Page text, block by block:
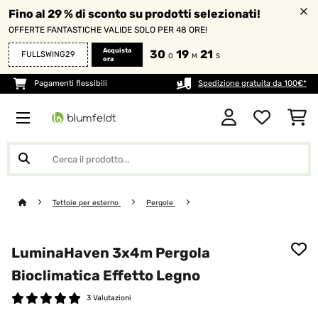
Fino al 29 % di sconto su prodotti selezionati!
OFFERTE FANTASTICHE VALIDE SOLO PER 48 ORE!
FULLSWING29
Acquista
ora
30 O 19 M 21 S
Pagamenti flessibili Spedizione gratuita da 100€*
Tettoie per esterno Pergole
LuminaHaven 3x4m Pergola
Bioclimatica Effetto Legno
3 Valutazioni